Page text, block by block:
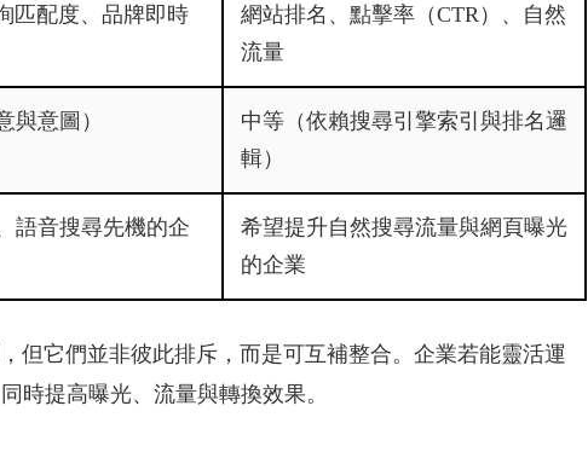
匹配度、品牌即時
網站排名、點擊率（CTR）、自然
流量
與意圖）
中等（依賴搜尋引擎索引與排名邏
輯）
語音搜尋先機的企
希望提升自然搜尋流量與網頁曝光
的企業
但它們並非彼此排斥，而是可互補整合。企業若能靈活運
時提高曝光、流量與轉換效果。